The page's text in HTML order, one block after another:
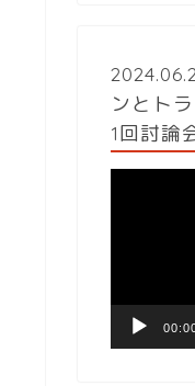
ンとト
1回討論
ヤ